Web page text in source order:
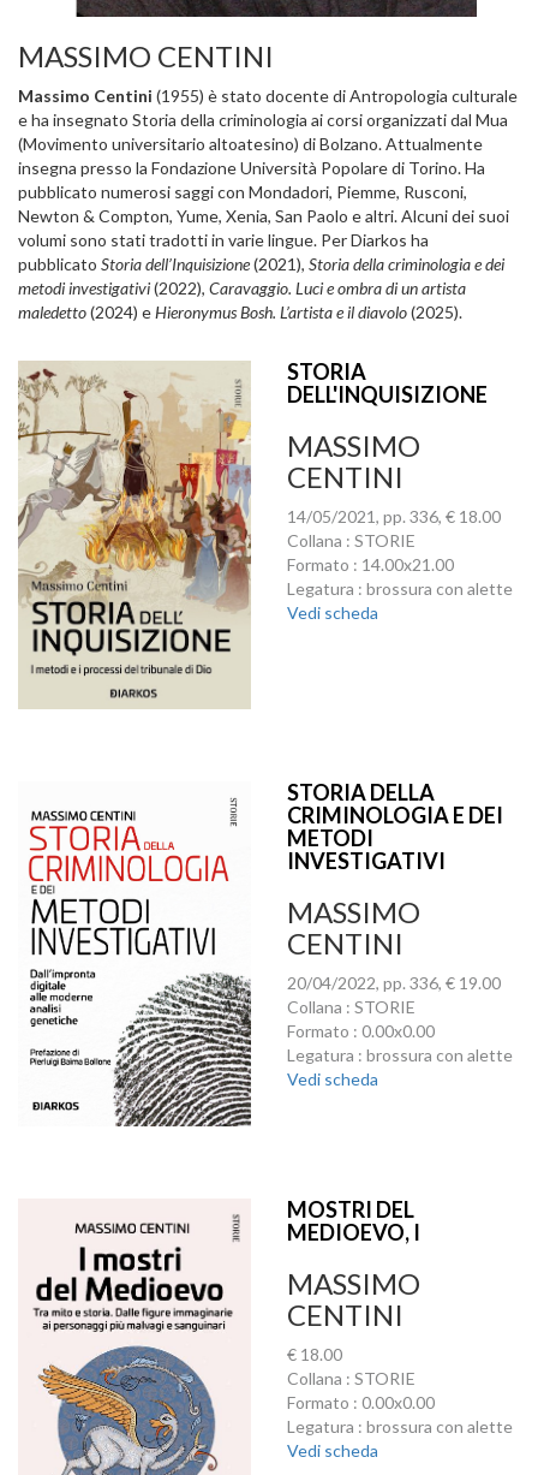
MASSIMO CENTINI
Massimo Centini (1955) è stato docente di Antropologia culturale
e ha insegnato Storia della criminologia ai corsi organizzati dal Mua
(Movimento universitario altoatesino) di Bolzano. Attualmente
insegna presso la Fondazione Università Popolare di Torino. Ha
pubblicato numerosi saggi con Mondadori, Piemme, Rusconi,
Newton & Compton, Yume, Xenia, San Paolo e altri. Alcuni dei suoi
volumi sono stati tradotti in varie lingue. Per Diarkos ha
pubblicato Storia dell’Inquisizione(2021), Storia della criminologia e dei
metodi investigativi(2022), Caravaggio. Luci e ombra di un artista
maledetto(2024) eHieronymus Bosh. L’artista e il diavolo(2025).
STORIA
DELL'INQUISIZIONE
MASSIMO
CENTINI
14/05/2021, pp. 336, € 18.00
Collana : STORIE
Formato : 14.00x21.00
Legatura : brossura con alette
Vedi scheda
STORIA DELLA
CRIMINOLOGIA E DEI
METODI
INVESTIGATIVI
MASSIMO
CENTINI
20/04/2022, pp. 336, € 19.00
Collana : STORIE
Formato : 0.00x0.00
Legatura : brossura con alette
Vedi scheda
MOSTRI DEL
MEDIOEVO, I
MASSIMO
CENTINI
€ 18.00
Collana : STORIE
Formato : 0.00x0.00
Legatura : brossura con alette
Vedi scheda